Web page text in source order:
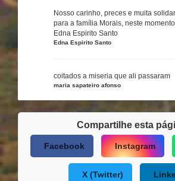
Nosso carinho, preces e muita
para a famí­lia Morais, neste momento
Edna Espirito Santo
Edna Espirito Santo
coitados a miseria que ali passaram
maria sapateiro afonso
Compartilhe esta
Facebook Instagram
X (Twitter)